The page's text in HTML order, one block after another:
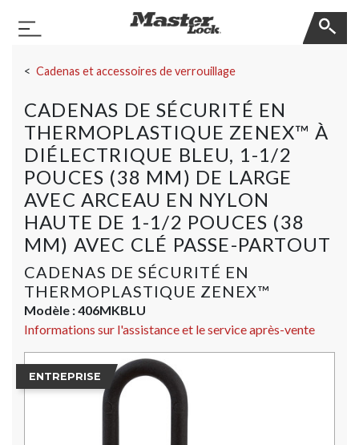
Basculer la navigation
Cadenas et accessoires de verrouillage
CADENAS DE SÉCURITÉ EN
THERMOPLASTIQUE ZENEX™ À
DIÉLECTRIQUE​​​​​​​ BLEU, 1-1/2
POUCES (38 MM) DE LARGE
AVEC ARCEAU EN NYLON
HAUTE DE 1-1/2 POUCES (38
MM) AVEC CLÉ PASSE-PARTOUT
CADENAS DE SÉCURITÉ EN
THERMOPLASTIQUE ZENEX™
Modèle :406MKBLU
Informations sur l'assistance et le service après-vente
ENTREPRISE